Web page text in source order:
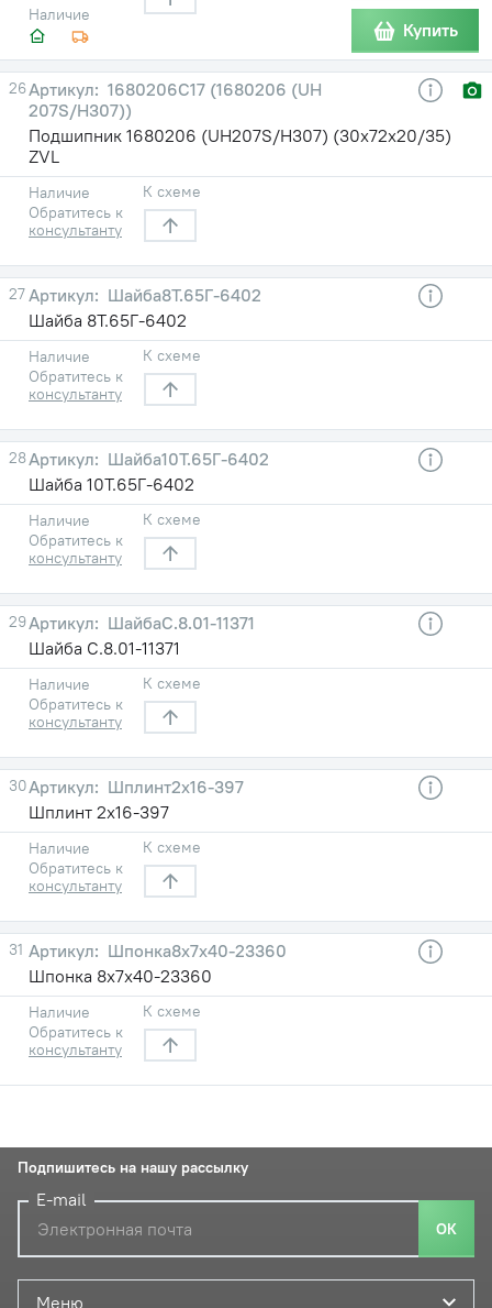
Наличие
Купить
26
1680206С17 (1680206 (UH
207S/H307))
Подшипник 1680206 (UH207S/H307) (30х72х20/35)
ZVL
Наличие
Обратитесь к
консультанту
К схеме
27
Шайба8Т.65Г-6402
Шайба 8Т.65Г-6402
Наличие
Обратитесь к
консультанту
К схеме
28
Шайба10Т.65Г-6402
Шайба 10Т.65Г-6402
Наличие
Обратитесь к
консультанту
К схеме
29
ШайбаС.8.01-11371
Шайба С.8.01-11371
Наличие
Обратитесь к
консультанту
К схеме
30
Шплинт2x16-397
Шплинт 2x16-397
Наличие
Обратитесь к
консультанту
К схеме
31
Шпонка8x7x40-23360
Шпонка 8x7x40-23360
Наличие
Обратитесь к
консультанту
К схеме
Меню
Подпишитесь на нашу рассылку
E-mail
ОК